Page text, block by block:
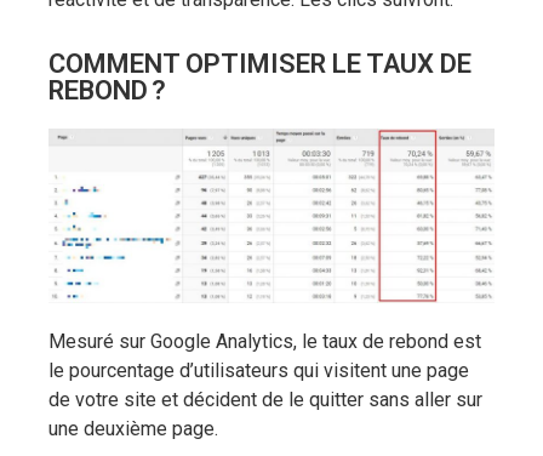
COMMENT OPTIMISER LE TAUX DE
REBOND ?
Mesuré sur Google Analytics, le taux de rebond est
le pourcentage d’utilisateurs qui visitent une page
de votre site et décident de le quitter sans aller sur
une deuxième page.